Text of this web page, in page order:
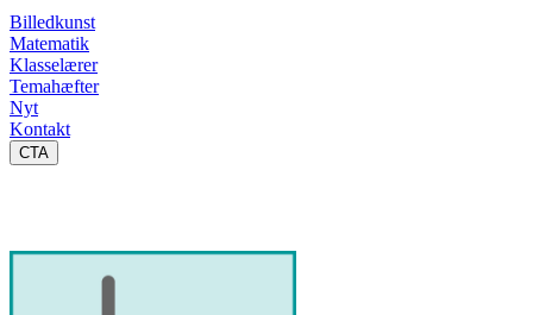
Billedkunst
Matematik
Klasselærer
Temahæfter
Nyt
Kontakt
CTA